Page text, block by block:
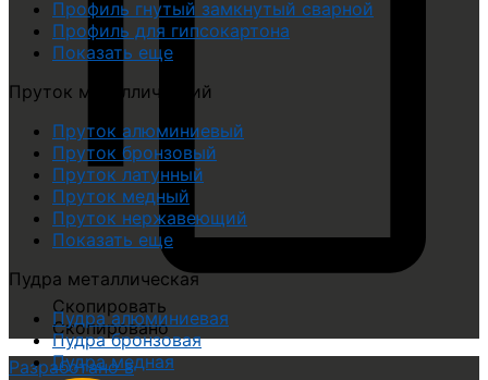
Профиль гнутый замкнутый сварной
Профиль для гипсокартона
Показать еще
Пруток металлический
Пруток алюминиевый
Пруток бронзовый
Пруток латунный
Пруток медный
Пруток нержавеющий
Показать еще
Пудра металлическая
Пудра алюминиевая
Пудра бронзовая
Пудра медная
Скопировать
Скопировано
Разработано в